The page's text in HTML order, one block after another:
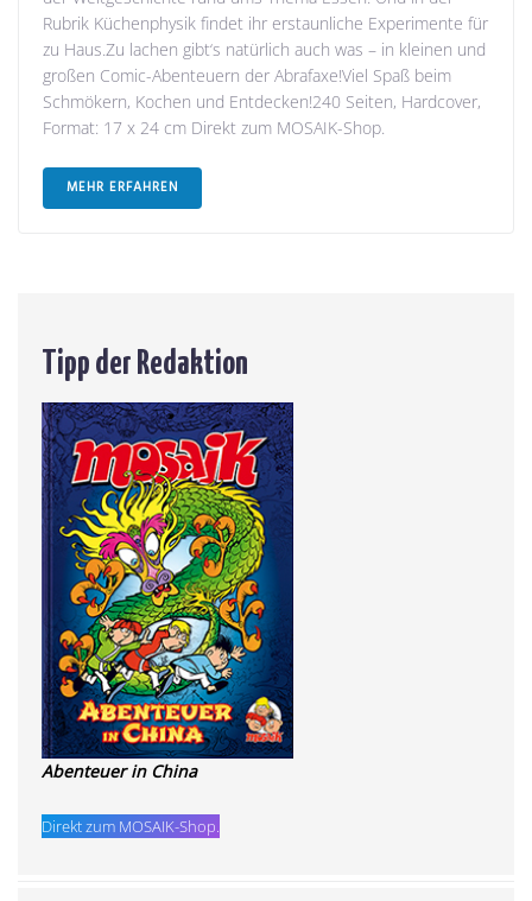
Rubrik Küchenphysik findet ihr erstaunliche Experimente für
zu Haus.Zu lachen gibt‘s natürlich auch was – in kleinen und
großen Comic-Abenteuern der Abrafaxe!Viel Spaß beim
Schmökern, Kochen und Entdecken!240 Seiten, Hardcover,
Format: 17 x 24 cm Direkt zum MOSAIK-Shop.
MEHR ERFAHREN
Tipp der Redaktion
Abenteuer in China
Direkt zum MOSAIK-Shop.